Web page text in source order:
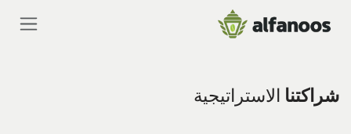
تخطي للذهاب إلى المحتوى
شراكتنا الاستراتيجية